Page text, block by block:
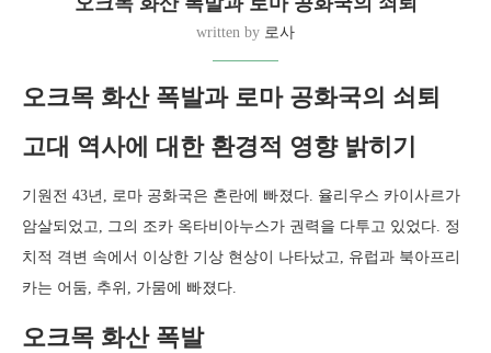
written by 로사
오크목 화산 폭발과 로마 공화국의 쇠퇴
고대 역사에 대한 환경적 영향 밝히기
기원전 43년, 로마 공화국은 혼란에 빠졌다. 율리우스 카이사르가
암살되었고, 그의 조카 옥타비아누스가 권력을 다투고 있었다. 정
치적 격변 속에서 이상한 기상 현상이 나타났고, 유럽과 북아프리
카는 어둠, 추위, 가뭄에 빠졌다.
오크목 화산 폭발